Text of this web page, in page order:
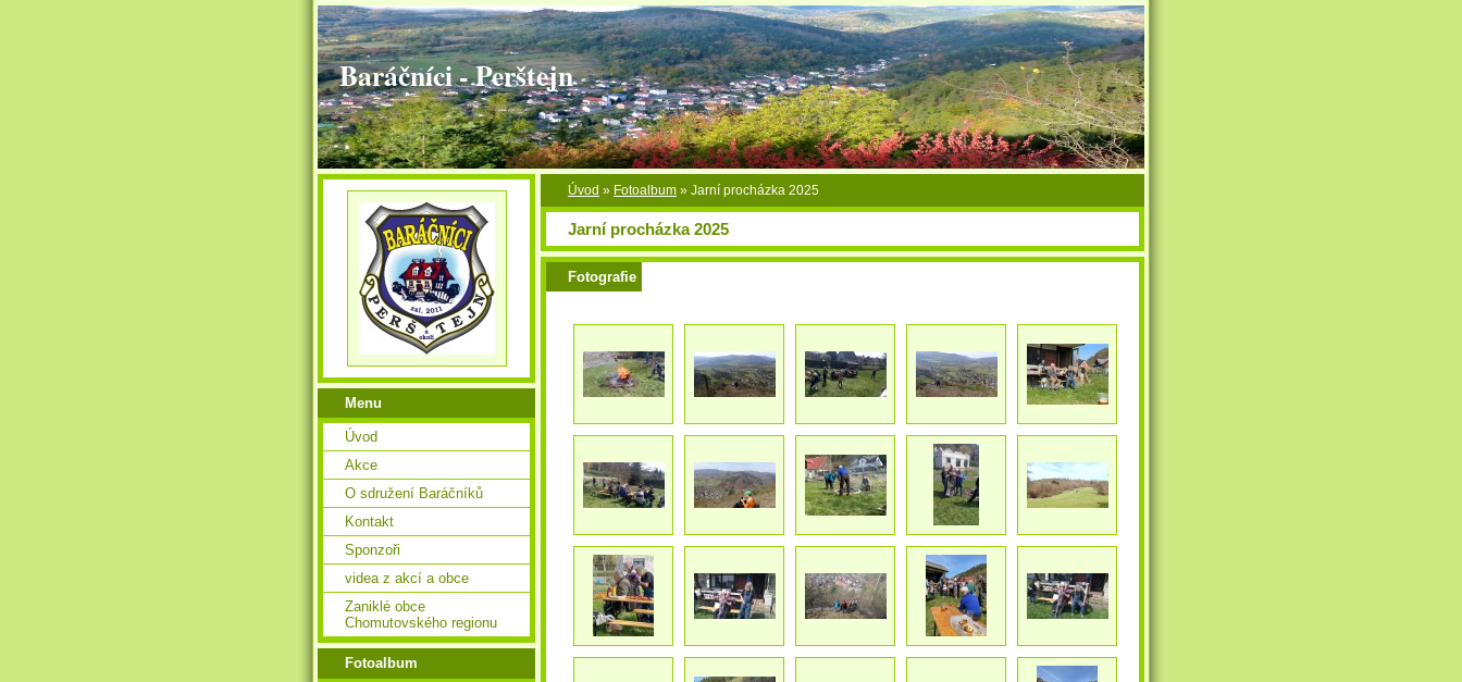
Baráčníci - Perštejn
Úvod » Fotoalbum » Jarní procházka 2025
Jarní procházka 2025
Fotografie
Menu
Úvod
Akce
O sdružení Baráčníků
Kontakt
Sponzoři
videa z akcí a obce
Zaniklé obce
Chomutovského regionu
Fotoalbum